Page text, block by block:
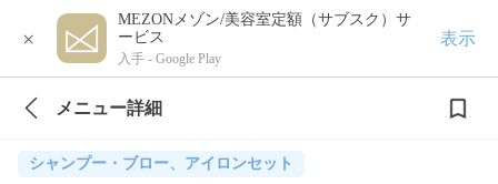
×
MEZONメゾン/美容室定額（サブスク）サ
ービス
入手 - Google Play
表示
メニュー詳細
シャンプー・ブロー、アイロンセット